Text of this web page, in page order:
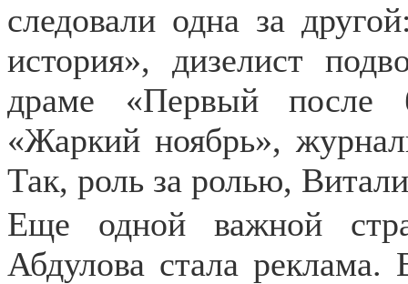
следовали одна за
история», дизелист
драме «Первый после
«Жаркий ноябрь»,
Так, роль за ролью,
Еще одной важной
Абдулова стала